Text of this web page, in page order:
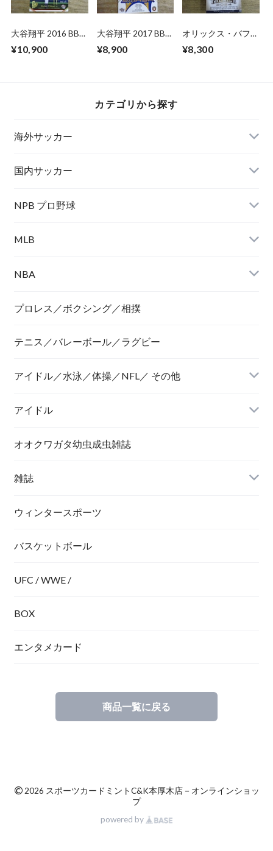
大谷翔平 2016 BBM
板】
¥10,900
大谷翔平 2017 BBM
¥8,900
オリックス・バファ
PREMIER EDITION
¥8,300
カテゴリから探す
海外サッカー
国内サッカー
NPB プロ野球
MLB
NBA
プロレス／ボクシング／相撲
テニス／バレーボール／ラグビー
アイドル／水泳／体操／NFL／ その他
アイドル
オオクワガタ幼虫成虫雑誌
雑誌
ウィンタースポーツ
バスケットボール
UFC / WWE /
BOX
エンタメカード
商品一覧に戻る
©2026 スポーツカードミントC&K本厚木店－オンラインショッ
プ
powered by